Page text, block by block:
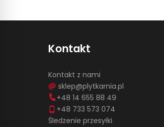
Kontakt
Kontakt z nami
sklep@plytkarnia.pl
+48 14 655 88 49
+48 733 573 074
Śledzenie przesyłki